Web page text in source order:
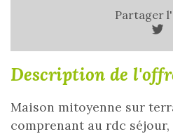
Partager
description de
Maison mitoyenne sur
comprenant au rdc